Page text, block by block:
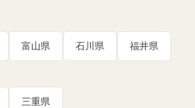
富山県 石川県 福井県
三重県